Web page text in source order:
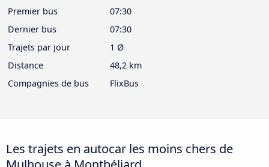
Premier bus
07:30
Dernier bus
07:30
Trajets par jour
1 Ø
Distance
48,2 km
Compagnies de bus
FlixBus
Les trajets en autocar les moins chers de